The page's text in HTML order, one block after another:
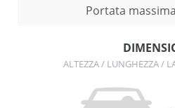
Portata
ALTEZZA / LUNGHEZZA /